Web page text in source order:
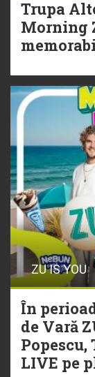
20 Iulie
Trupa
Morning
ZU IS YOU
În
de Vară
LIVE pe